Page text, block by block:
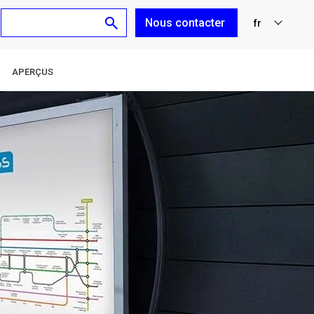
Nous contacter fr
APERÇUS